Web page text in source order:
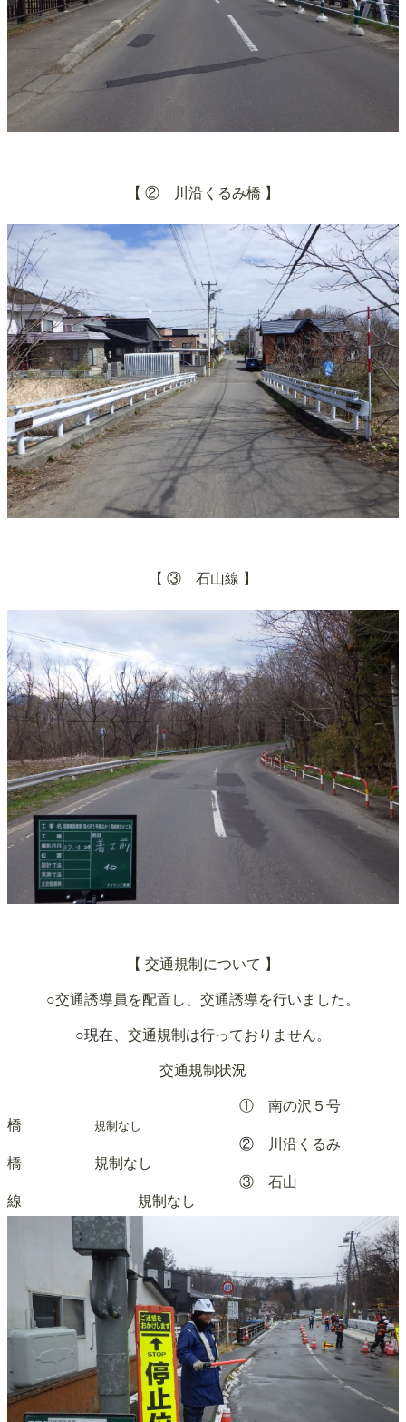
【 ② 川沿くるみ橋 】
【 ③ 石山線 】
【 交通規制について 】
○交通誘導員を配置し、交通誘導を行いました。
○現在、 交通規制は行っておりません。
交通規制状況
① 南の沢５号
橋
規制なし
②
川沿くるみ
橋 規制なし
③ 石山
線 規制なし